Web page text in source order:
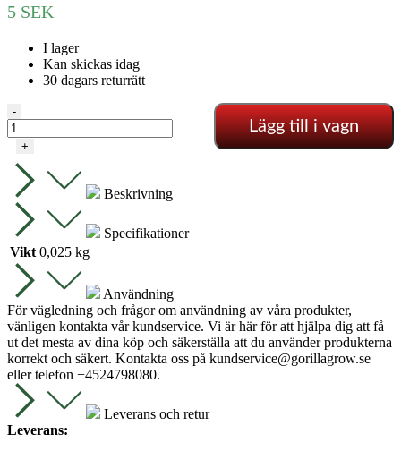
5 SEK
I lager
Kan skickas idag
30 dagars returrätt
Kruka
0,5
L
cm
mängd
-
+
Lägg till i vagn
Beskrivning
Specifikationer
Vikt 0,025 kg
Användning
För vägledning och frågor om användning av våra produkter,
vänligen kontakta vår kundservice. Vi är här för att hjälpa dig att få
ut det mesta av dina köp och säkerställa att du använder produkterna
korrekt och säkert. Kontakta oss på kundservice@gorillagrow.se
eller telefon +4524798080.
Leverans och retur
Leverans: